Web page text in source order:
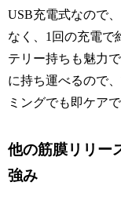
USB充電式なので
なく、1回の充電で
テリー持ちも魅力
に持ち運べるので
ミングでも即ケアで
他の筋膜リリー
強み